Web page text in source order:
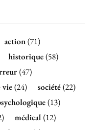
action(71)
historique(58)
(47)
vie(24) société(22)
(13)
médical(12)